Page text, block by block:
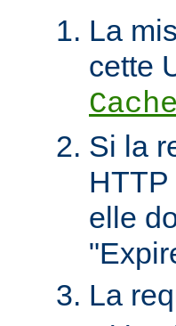
La
cette
Si la
elle
La